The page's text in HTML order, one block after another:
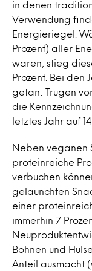
in denen
Verwendung
Energieriegel.
Prozent) aller
waren, stieg
Prozent. Bei den
getan: Trugen
die
letztes Jahr auf
Neben veganen
proteinreiche
verbuchen
gelaunchten
einer
immerhin 7
Bohnen und
Anteil ausmacht